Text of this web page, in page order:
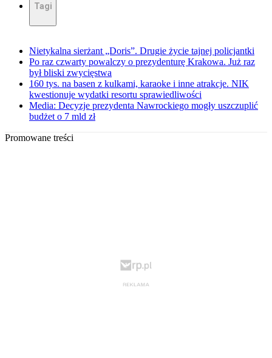
Tagi
Nietykalna sierżant „Doris”. Drugie życie tajnej policjantki
Po raz czwarty powalczy o prezydenturę Krakowa. Już raz
był bliski zwycięstwa
160 tys. na basen z kulkami, karaoke i inne atrakcje. NIK
kwestionuje wydatki resortu sprawiedliwości
Media: Decyzje prezydenta Nawrockiego mogły uszczuplić
budżet o 7 mld zł
Promowane treści